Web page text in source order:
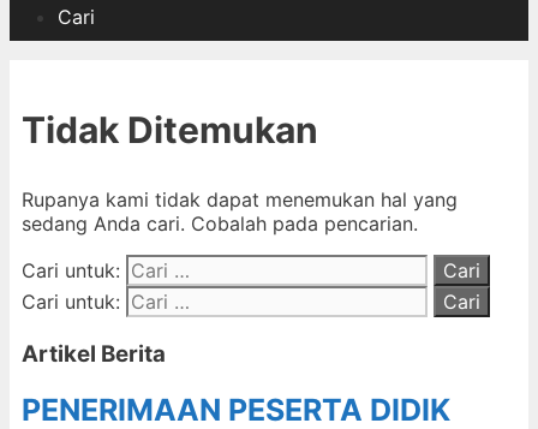
Cari
Tidak Ditemukan
Rupanya kami tidak dapat menemukan hal yang
sedang Anda cari. Cobalah pada pencarian.
Cari untuk:
Cari untuk:
Artikel Berita
PENERIMAAN PESERTA DIDIK